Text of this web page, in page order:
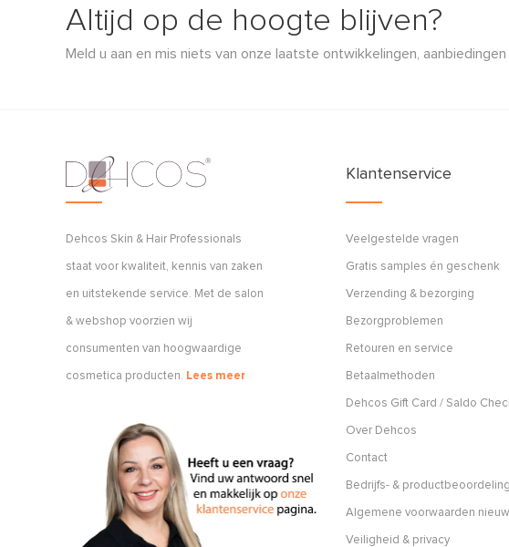
Altijd op de hoogte blijven?
Meld u aan en mis niets van onze laatste ontwikkelingen,
Dehcos Skin & Hair Professionals
staat voor kwaliteit, kennis van zaken
en uitstekende service. Met de salon
& webshop voorzien wij
consumenten van hoogwaardige
cosmetica producten. Lees meer
Klantenservice
Veelgestelde vragen
Gratis samples én geschenk
Verzending & bezorging
Bezorgproblemen
Retouren en service
Betaalmethoden
Dehcos Gift Card / Saldo
Over Dehcos
Contact
Bedrijfs- &
Algemene voorwaarden
Veiligheid & privacy